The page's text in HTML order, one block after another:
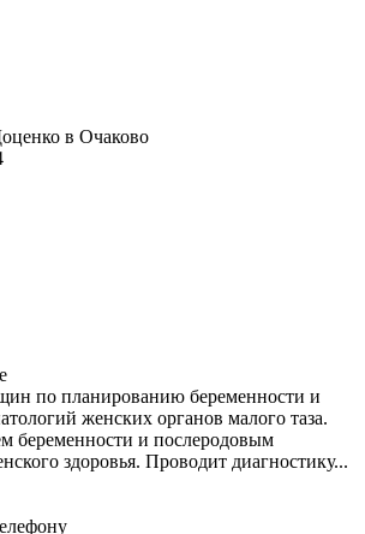
в Очаково
по планированию беременности и
женских органов малого таза.
беременности и послеродовым
здоровья. Проводит диагностику...